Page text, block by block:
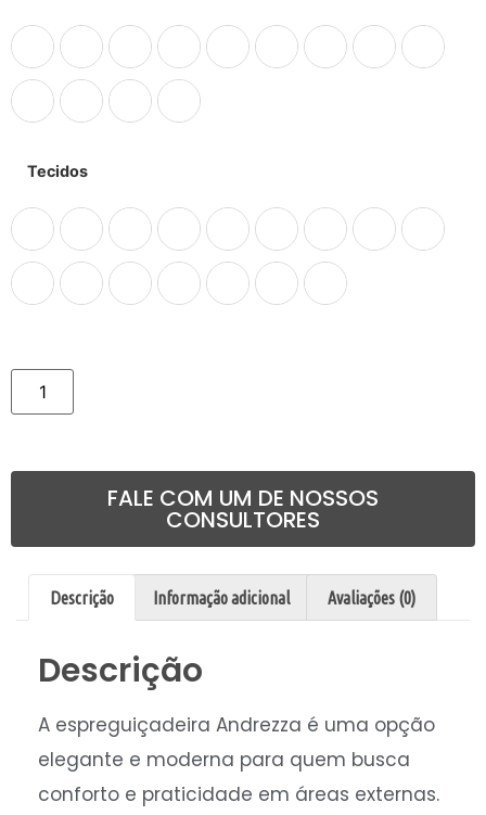
Tecidos
FALE COM UM DE NOSSOS
CONSULTORES
Descrição Informação adicional Avaliações (0)
Descrição
A espreguiçadeira Andrezza é uma opção
elegante e moderna para quem busca
conforto e praticidade em áreas externas.